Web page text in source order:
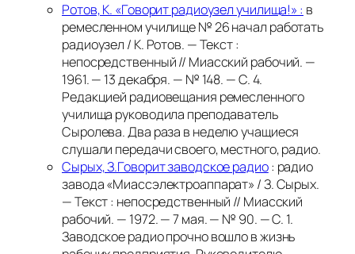
Ротов, К. «Говорит радиоузел училища!» : в
ремесленном училище № 26 начал работать
радиоузел / К. Ротов. — Текст :
непосредственный // Миасский рабочий. —
1961. — 13 декабря. — № 148. — С. 4.
Редакцией радиовещания ремесленного
училища руководила преподаватель
Сыролева. Два раза в неделю учащиеся
слушали передачи своего, местного, радио.
Сырых, З.Говорит заводское радио: радио
завода «Миассэлектроаппарат» / З. Сырых.
— Текст : непосредственный // Миасский
рабочий. — 1972. — 7 мая. — № 90. — С. 1.
Заводское радио прочно вошло в жизнь